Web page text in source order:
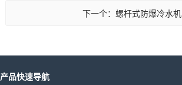
下一个：螺杆式防爆冷水机
产品快速导航